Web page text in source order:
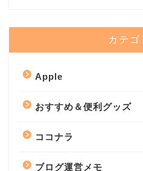
カテゴ
Apple
おすすめ＆便利グッズ
ココナラ
ブログ運営メモ